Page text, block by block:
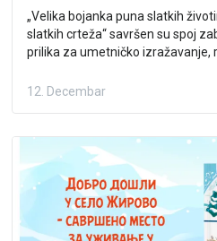
„Velika bojanka puna slatkih
slatkih crteža“ savršen su spoj
prilika za umetničko izražavanje,
12. Decembar